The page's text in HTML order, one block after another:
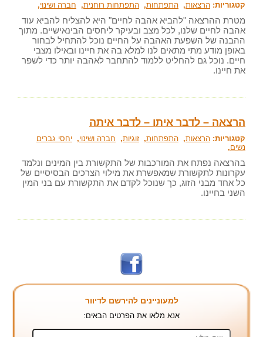
קטגוריות: הרצאות, התפתחות, התפתחות רוחנית, חברה ושינוי,
מטרת ההרצאה "להביא אהבה לחיים" היא להצליח להביא עוד
אהבה לחיים שלנו, לכל מצב ובעיקר ליחסים הבינאישיים. מתוך
ההבנה של השפעת האהבה על החיים נוכל להתחיל לבחור
באופן מודע מתי מתאים לנו למלא בה את חיינו ובאילו מצבי
חיים. נוכל גם להחליט ללמוד להתחבר לאהבה יותר כדי לשפר
את חיינו.
הרצאה – לדבר איתו – לדבר איתה
קטגוריות: הרצאות, התפתחות, זוגיות, חברה ושינוי, יחסי גברים
נשים,
בהרצאה נפתח את המורכבות של התקשורת בין המינים ונלמד
עקרונות לתקשורת שמאפשרת את מילוי הצרכים הבסיסיים של
כל אחד מבני הזוג, כך שנוכל לקדם את התקשורת עם בני המין
השני בחיינו.
למעוניינים להירשם לדיוור
אנא מלאו את הפרטים הבאים: